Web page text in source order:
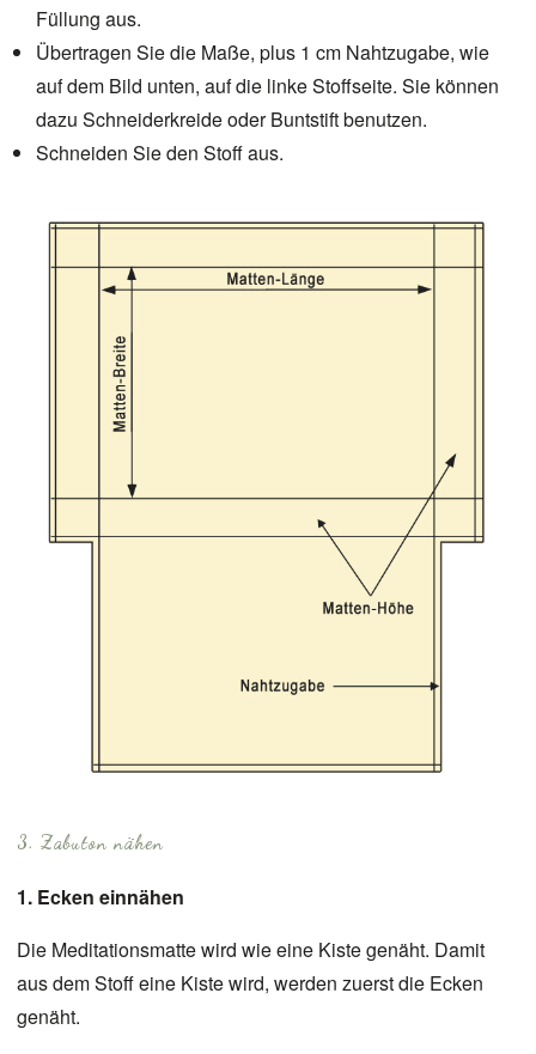
Füllung aus.
Übertragen Sie die Maße, plus 1 cm Nahtzugabe, wie
auf dem Bild unten, auf die linke Stoffseite. Sie können
dazu Schneiderkreide oder Buntstift benutzen.
Schneiden Sie den Stoff aus.
3. Zabuton nähen
1. Ecken einnähen
Die Meditationsmatte wird wie eine Kiste genäht. Damit
aus dem Stoff eine Kiste wird, werden zuerst die Ecken
genäht.